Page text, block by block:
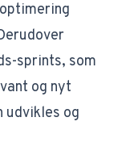
sprints, som
og nyt
udvikles og